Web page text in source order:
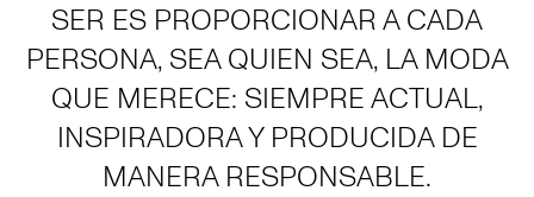
SER ES PROPORCIONAR A CADA
PERSONA, SEA QUIEN SEA, LA MODA
QUE MERECE: SIEMPRE ACTUAL,
INSPIRADORA Y PRODUCIDA DE
MANERA RESPONSABLE.